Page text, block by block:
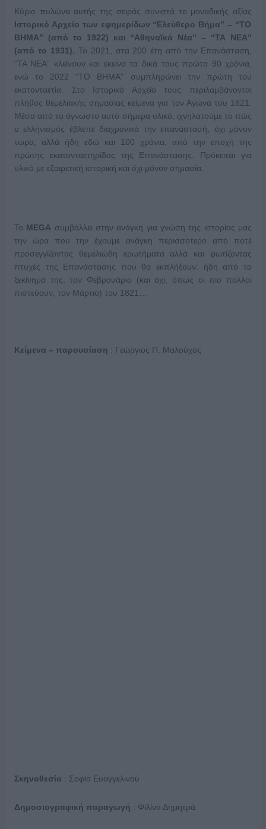
Κύριο πυλώνα αυτής της σειράς συνιστά το μοναδικής αξίας
Ιστορικό Αρχείο των εφημερίδων “Ελεύθερο Βήμα” – “ΤΟ
ΒΗΜΑ” (από το 1922) και “Αθηναϊκά Νέα” – “ΤΑ ΝΕΑ”
(από το 1931). Το 2021, στα 200 έτη από την Επανάσταση,
“ΤΑ ΝΕΑ” κλείνουν και εκείνα τα δικά τους πρώτα 90 χρόνια,
ενώ το 2022 “ΤΟ ΒΗΜΑ” συμπληρώνει την πρώτη του
εκατονταετία. Στο Ιστορικό Αρχείο τους περιλαμβάνονται
πλήθος θεμελιακής σημασίας κείμενα για τον Αγώνα του 1821.
Μέσα από το άγνωστο αυτό σήμερα υλικό, ιχνηλατούμε το πώς
ο ελληνισμός έβλεπε διαχρονικά την επανάστασή, όχι μόνον
τώρα, αλλά ήδη εδώ και 100 χρόνια, από την εποχή της
πρώτης εκατονταετηρίδας της Επανάστασης. Πρόκειται για
υλικό με εξαιρετική ιστορική και όχι μόνον σημασία.
Το MEGA συμβάλλει στην ανάγκη για γνώση της ιστορίας μας
την ώρα που την έχουμε ανάγκη περισσότερο από ποτέ
προσεγγίζοντας θεμελιώδη ερωτήματα αλλά και φωτίζοντας
πτυχές της Επανάστασης που θα εκπλήξουν: ήδη από το
ξεκίνημά της, τον Φεβρουάριο (και όχι, όπως οι πιο πολλοί
πιστεύουν, τον Μάρτιο) του 1821…
Κείμενα – παρουσίαση : Γεώργιος Π. Μαλούχος
Σκηνοθεσία : Σοφία Ευαγγελινού
Δημοσιογραφική παραγωγή : Φιλίνα Δημητρά